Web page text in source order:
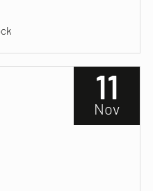
11
Nov